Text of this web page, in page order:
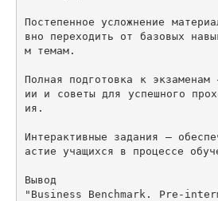
Постепенное усложнение
вно переходить от базовых
м темам.
Полная подготовка к экзаменам
ии и советы для успешного
ия.
Интерактивные задания –
астие учащихся в процессе
Вывод
"Business Benchmark. Pre-